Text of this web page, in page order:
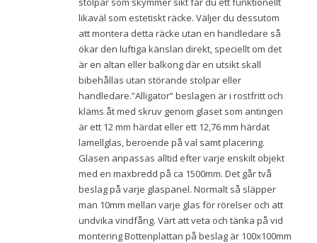
likaväl som estetiskt räcke. Väljer du dessutom
att montera detta räcke utan en handledare så
ökar den luftiga känslan direkt, speciellt om det
är en altan eller balkong där en utsikt skall
bibehållas utan störande stolpar eller
handledare.”Alligator” beslagen är i rostfritt och
kläms åt med skruv genom glaset som antingen
är ett 12 mm härdat eller ett 12,76 mm härdat
lamellglas, beroende på val samt placering.
Glasen anpassas alltid efter varje enskilt objekt
med en maxbredd på ca 1500mm. Det går två
beslag på varje glaspanel. Normalt så släpper
man 10mm mellan varje glas för rörelser och att
undvika vindfång. Värt att veta och tänka på vid
montering Bottenplattan på beslag är 100x100mm